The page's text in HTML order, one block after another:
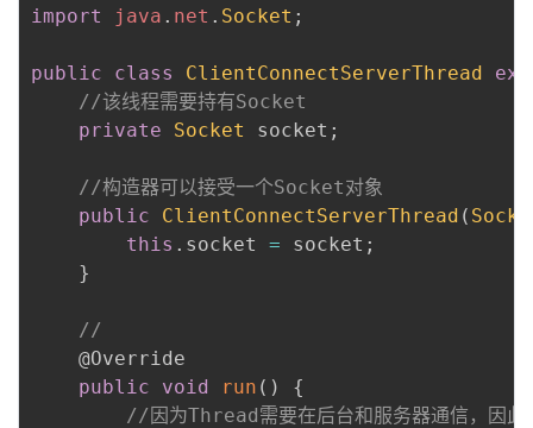
import
java . net . Socket ;
public class ClientConnectServerThread
//该线程需要持有Socket
private
Socket socket ;
//构造器可以接受一个Socket对象
public
ClientConnectServerThread (
this . socket = socket ;
}
//
@Override
public
void run ( )
{
//因为Thread需要在后台和服务器通信，因